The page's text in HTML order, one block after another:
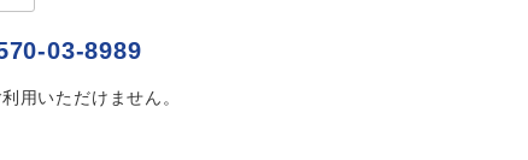
03-8989
用いただけません。
2席利用 おひとり様でバス席を2席利⽤できます。